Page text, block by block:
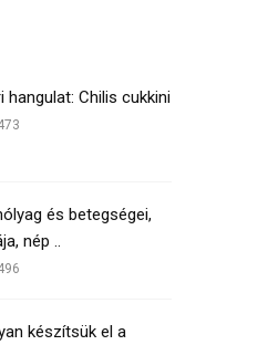
hangulat: Chilis cukkini
és betegségei,
nép ..
készítsük el a